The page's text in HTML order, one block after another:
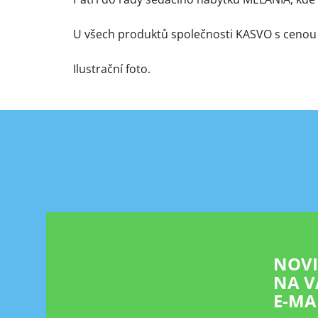
U všech produktů společnosti KASVO s
Ilustrační foto.
NA
E-